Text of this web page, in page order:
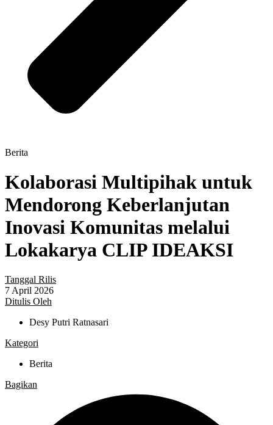
Berita
Kolaborasi Multipihak untuk
Mendorong Keberlanjutan
Inovasi Komunitas melalui
Lokakarya CLIP IDEAKSI
Tanggal Rilis
7 April 2026
Ditulis Oleh
Desy Putri Ratnasari
Kategori
Berita
Bagikan